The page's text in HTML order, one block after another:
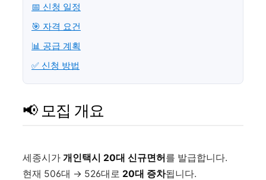
📅 신청 일정
🎯 자격 요건
📊 공급 계획
✅ 신청 방법
📢 모집 개요
세종시가 개인택시 20대 신규면허를 발급합니다.
현재 506대 → 526대로 20대 증차됩니다.